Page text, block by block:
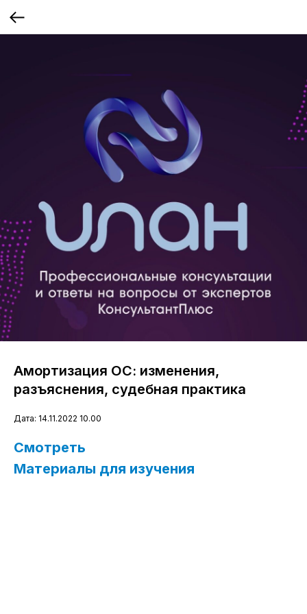
Амортизация ОС: изменения,
разъяснения, судебная практика
Дата: 14.11.2022 10.00
Смотреть
Материалы для изучения